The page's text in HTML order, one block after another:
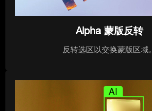
Alpha 蒙版反转
反转选区以交换蒙版区域。